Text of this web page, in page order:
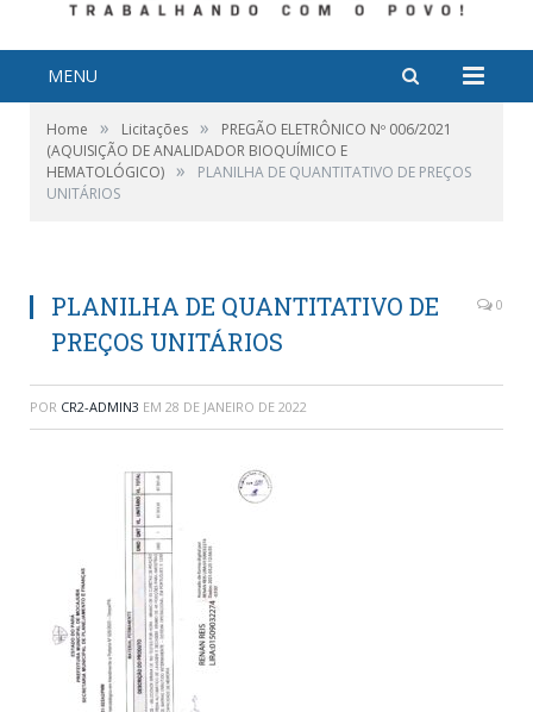
MENU
Home » Licitações »
PREGÃO ELETRÔNICO Nº 006/2021
(AQUISIÇÃO DE ANALIDADOR BIOQUÍMICO E
HEMATOLÓGICO) »
PLANILHA DE QUANTITATIVO DE PREÇOS
UNITÁRIOS
PLANILHA DE QUANTITATIVO DE
PREÇOS UNITÁRIOS
0
POR CR2-ADMIN3 EM 28 DE JANEIRO DE 2022